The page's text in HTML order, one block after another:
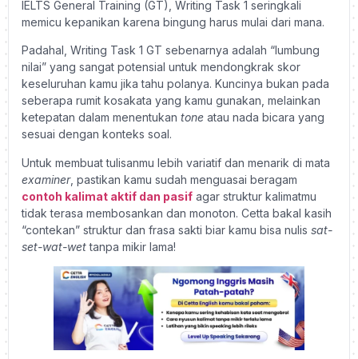
IELTS General Training (GT), Writing Task 1 seringkali
memicu kepanikan karena bingung harus mulai dari mana.
Padahal, Writing Task 1 GT sebenarnya adalah “lumbung
nilai” yang sangat potensial untuk mendongkrak skor
keseluruhan kamu jika tahu polanya. Kuncinya bukan pada
seberapa rumit kosakata yang kamu gunakan, melainkan
ketepatan dalam menentukan tone atau nada bicara yang
sesuai dengan konteks soal.
Untuk membuat tulisanmu lebih variatif dan menarik di mata
examiner, pastikan kamu sudah menguasai beragam
contoh kalimat aktif dan pasif agar struktur kalimatmu
tidak terasa membosankan dan monoton. Cetta bakal kasih
“contekan” struktur dan frasa sakti biar kamu bisa nulis sat-
set-wat-wettanpa mikir lama!